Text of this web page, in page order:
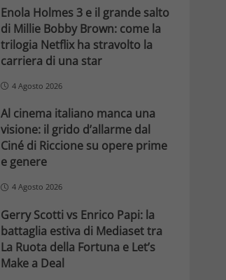
Enola Holmes 3 e il grande salto
di Millie Bobby Brown: come la
trilogia Netflix ha stravolto la
carriera di una star
4 Agosto 2026
Al cinema italiano manca una
visione: il grido d’allarme dal
Ciné di Riccione su opere prime
e genere
4 Agosto 2026
Gerry Scotti vs Enrico Papi: la
battaglia estiva di Mediaset tra
La Ruota della Fortuna e Let’s
Make a Deal